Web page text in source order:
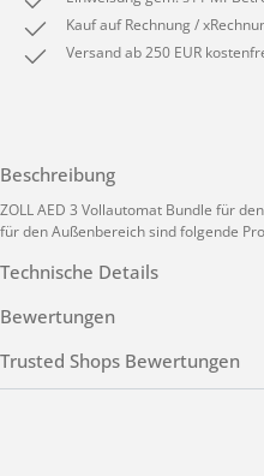
Kauf auf Rechnung /
Versand ab 250 EUR
Beschreibung
ZOLL AED 3 Vollautomat Bundle für
für den Außenbereich sind folgende
Technische Details
Bewertungen
Trusted Shops Bewertungen